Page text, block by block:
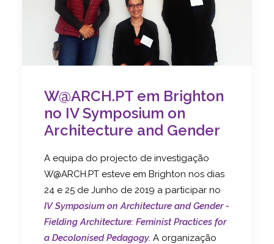
W@ARCH.PT em Brighton
no IV Symposium on
Architecture and Gender
A equipa do projecto de investigação
W@ARCH.PT esteve em Brighton nos dias
24 e 25 de Junho de 2019 a participar no
IV Symposium on Architecture and Gender -
Fielding Architecture: Feminist Practices for
a Decolonised Pedagogy. A organização